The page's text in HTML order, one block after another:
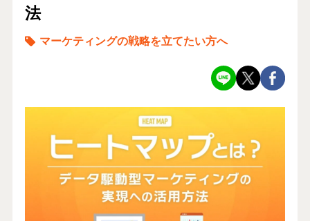
法
マーケティングの戦略を立てたい方へ